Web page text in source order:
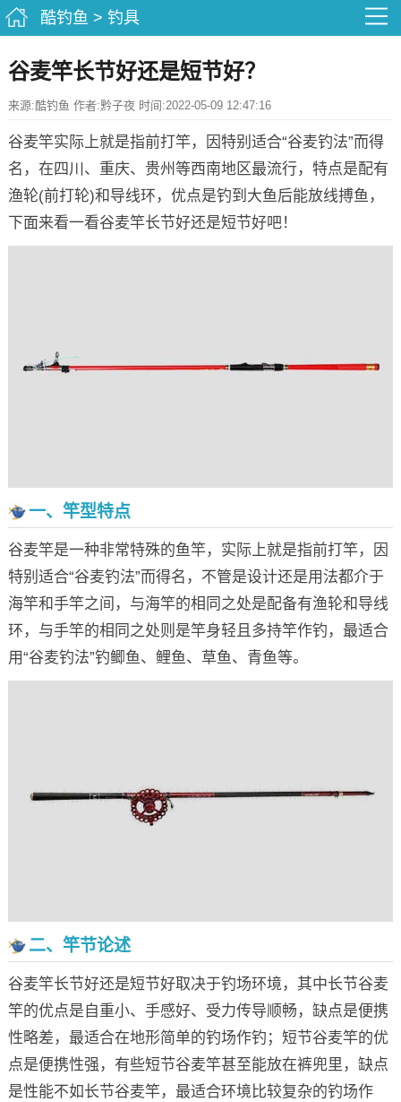
酷钓鱼 > 钓具
谷麦竿长节好还是短节好？
来源:酷钓鱼 作者:黔子夜 时间:2022-05-09 12:47:16
谷麦竿实际上就是指前打竿，因特别适合“谷麦钓法”而得
名，在四川、重庆、贵州等西南地区最流行，特点是配有
渔轮(前打轮)和导线环，优点是钓到大鱼后能放线搏鱼，
下面来看一看谷麦竿长节好还是短节好吧！
一、竿型特点
谷麦竿是一种非常特殊的鱼竿，实际上就是指前打竿，因
特别适合“谷麦钓法”而得名，不管是设计还是用法都介于
海竿和手竿之间，与海竿的相同之处是配备有渔轮和导线
环，与手竿的相同之处则是竿身轻且多持竿作钓，最适合
用“谷麦钓法”钓鲫鱼、鲤鱼、草鱼、青鱼等。
二、竿节论述
谷麦竿长节好还是短节好取决于钓场环境，其中长节谷麦
竿的优点是自重小、手感好、受力传导顺畅，缺点是便携
性略差，最适合在地形简单的钓场作钓；短节谷麦竿的优
点是便携性强，有些短节谷麦竿甚至能放在裤兜里，缺点
是性能不如长节谷麦竿，最适合环境比较复杂的钓场作